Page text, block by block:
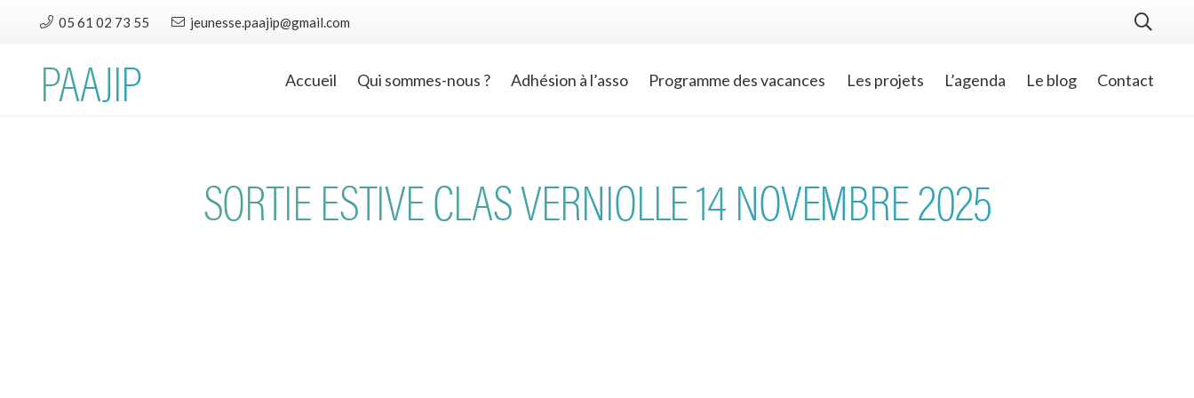
05 61 02 73 55 jeunesse.paajip@gmail.com
PAAJIP Accueil Qui sommes-nous ? Adhésion à l’asso Programme des vacances Les projets L’agenda Le blog Contact
SORTIE ESTIVE CLAS VERNIOLLE 14 NOVEMBRE 2025